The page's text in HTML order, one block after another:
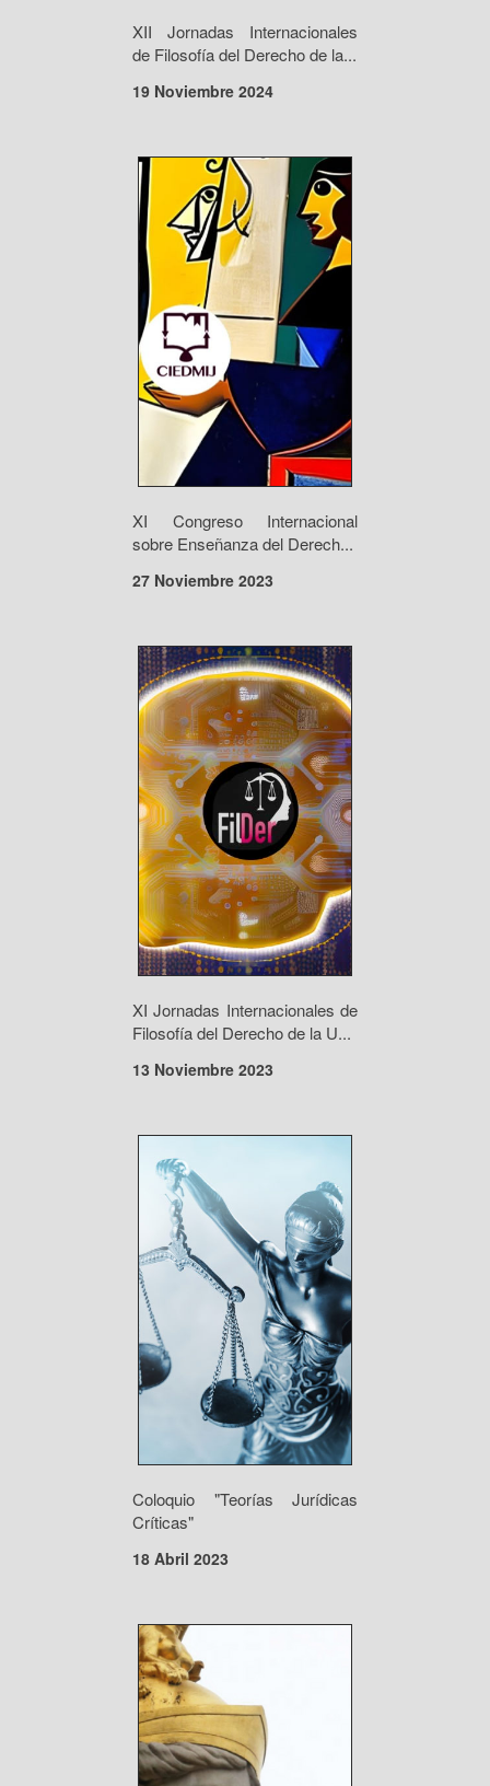
XII Jornadas Internacionales
de Filosofía del Derecho de la...
19 Noviembre 2024
XI Congreso Internacional
sobre Enseñanza del Derech...
27 Noviembre 2023
XI Jornadas Internacionales de
Filosofía del Derecho de la U...
13 Noviembre 2023
Coloquio "Teorías Jurídicas
Críticas"
18 Abril 2023